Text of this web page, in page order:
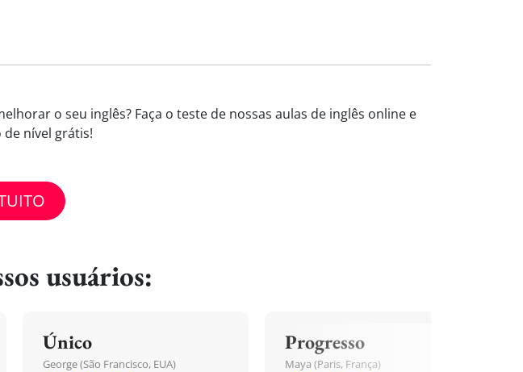
o seu inglês? Faça o teste de nossas aulas de inglês online e
de nível grátis!
usuários:
Único
George (São Francisco, EUA)
Progresso
Maya (Paris, França)